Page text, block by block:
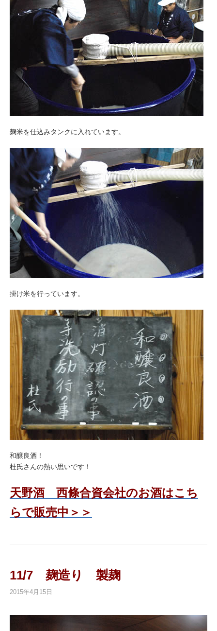
麹米を仕込みタンクに入れています。
掛け米を行っています。
和醸良酒！
杜氏さんの熱い思いです！
天野酒 西條合資会社のお酒はこち
らで販売中＞＞
11/7 麹造り 製麹
2015年4月15日